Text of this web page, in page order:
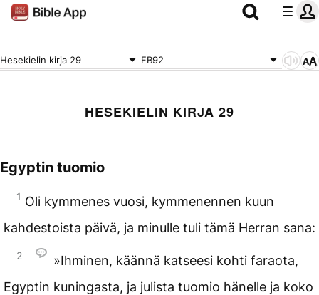
Hesekielin kirja 29 FB92
HESEKIELIN KIRJA 29
Egyptin tuomio
1 Oli kymmenes vuosi, kymmenennen kuun
kahdestoista päivä, ja minulle tuli tämä Herran sana:
2
»Ihminen, käännä katseesi kohti faraota,
Egyptin kuningasta, ja julista tuomio hänelle ja koko